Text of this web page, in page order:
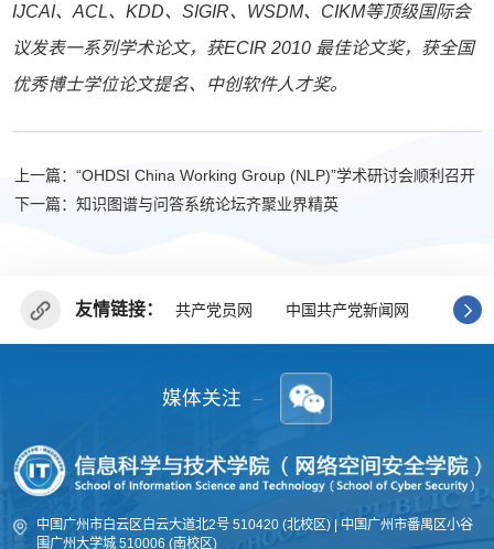
IJCAI、ACL、KDD、SIGIR、WSDM、CIKM等顶级国际会
议发表一系列学术论文，获ECIR 2010 最佳论文奖，获全国
优秀博士学位论文提名、中创软件人才奖。
上一篇：“OHDSI China Working Group (NLP)”学术研讨会顺利召开
下一篇：知识图谱与问答系统论坛齐聚业界精英
友情链接： 共产党员网 中国共产党新闻网 广东
中国广州市白云区白云大道北2号 510420 (北校区) | 中国广州市番禺区小谷
围广州大学城 510006 (南校区)
媒体关注